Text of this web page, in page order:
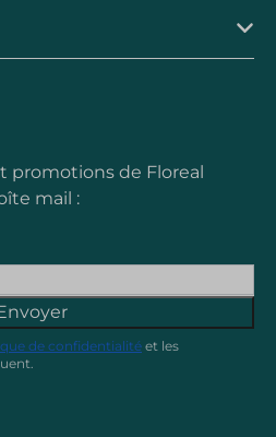
promotions de Floreal
mail :
de confidentialité et les